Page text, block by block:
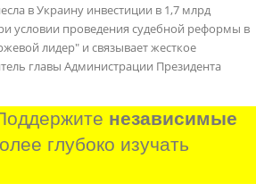
в Украину инвестиции в 1,7 млрд
условии проведения судебной реформы в
лидер" и связывает жесткое
главы Администрации Президента
независимые
глубоко изучать